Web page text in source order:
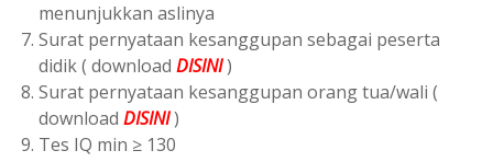
menunjukkan aslinya
Surat pernyataan kesanggupan sebagai peserta
didik ( download DISINI)
Surat pernyataan kesanggupan orang tua/wali (
download DISINI)
Tes IQ min ≥ 130